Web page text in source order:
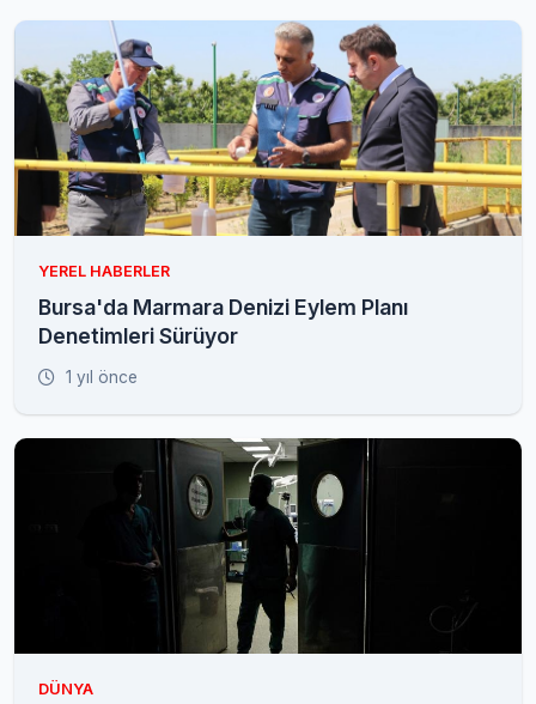
YEREL HABERLER
Bursa'da Marmara Denizi Eylem Planı
Denetimleri Sürüyor
1 yıl önce
DÜNYA